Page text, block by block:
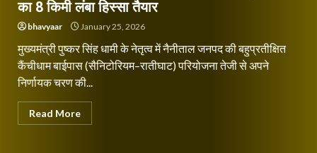
का 8 किमी लंबा हिस्सा तैयार
bhavyaar January 25, 2026
मुख्यमंत्री पुष्कर सिंह धामी के नेतृत्व में नैनीताल जनपद की बहुप्रतीक्षित
कैंचीधाम बाईपास (सैनिटोरियम–रातीघाट) परियोजना तेजी से अपने
निर्णायक चरण की...
Read More